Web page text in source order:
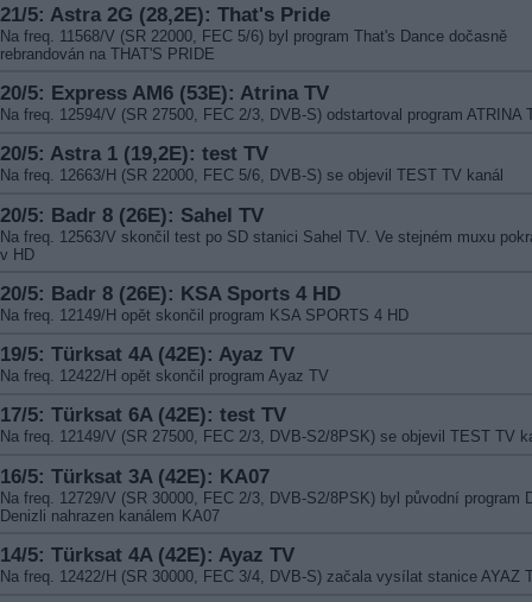
21/5: Astra 2G (28,2E): That's Pride
Na freq. 11568/V (SR 22000, FEC 5/6) byl program That's Dance dočasně
rebrandován na THAT'S PRIDE
20/5: Express AM6 (53E): Atrina TV
Na freq. 12594/V (SR 27500, FEC 2/3, DVB-S) odstartoval program ATRINA
20/5: Astra 1 (19,2E): test TV
Na freq. 12663/H (SR 22000, FEC 5/6, DVB-S) se objevil TEST TV kanál
20/5: Badr 8 (26E): Sahel TV
Na freq. 12563/V skončil test po SD stanici Sahel TV. Ve stejném muxu
v HD
20/5: Badr 8 (26E): KSA Sports 4 HD
Na freq. 12149/H opět skončil program KSA SPORTS 4 HD
19/5: Türksat 4A (42E): Ayaz TV
Na freq. 12422/H opět skončil program Ayaz TV
17/5: Türksat 6A (42E): test TV
Na freq. 12149/V (SR 27500, FEC 2/3, DVB-S2/8PSK) se objevil TEST TV
16/5: Türksat 3A (42E): KA07
Na freq. 12729/V (SR 30000, FEC 2/3, DVB-S2/8PSK) byl původní program
Denizli nahrazen kanálem KA07
14/5: Türksat 4A (42E): Ayaz TV
Na freq. 12422/H (SR 30000, FEC 3/4, DVB-S) začala vysílat stanice AYAZ